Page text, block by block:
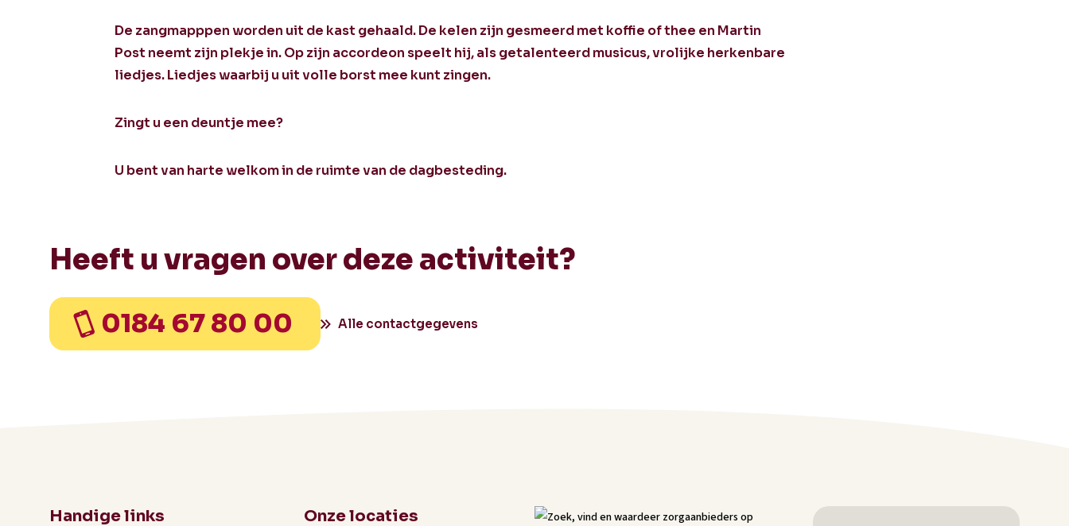
De zangmapppen worden uit de kast gehaald. De kelen zijn gesmeerd met koffie of thee en Martin
Post neemt zijn plekje in. Op zijn accordeon speelt hij, als getalenteerd musicus, vrolijke herkenbare
liedjes. Liedjes waarbij u uit volle borst mee kunt zingen.
Zingt u een deuntje mee?
U bent van harte welkom in de ruimte van de dagbesteding.
Heeft u vragen over deze activiteit?
0184 67 80 00 Alle contactgegevens
Handige links Onze locaties